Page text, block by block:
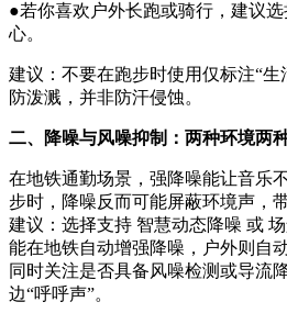
●若你喜欢户外长跑或骑行，建议
心。
建议：不要在跑步时使用仅标注“
防泼溅，并非防汗侵蚀。
二、降噪与风噪抑制：两种环境两
在地铁通勤场景，强降噪能让音乐
步时，降噪反而可能屏蔽环境声，
建议：选择支持 智慧动态降噪 或
能在地铁自动增强降噪，户外则自
同时关注是否具备风噪检测或导流
边“呼呼声”。